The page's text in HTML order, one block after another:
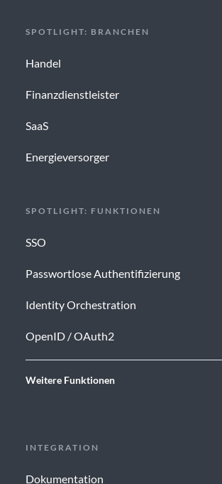
SPOTLIGHT: BRANCHEN
Handel
Finanzdienstleister
SaaS
Energieversorger
SPOTLIGHT: FUNKTIONEN
SSO
Passwortlose Authentifizierung
Identity Orchestration
OpenID / OAuth2
Weitere Funktionen
INTEGRATION
Dokumentation